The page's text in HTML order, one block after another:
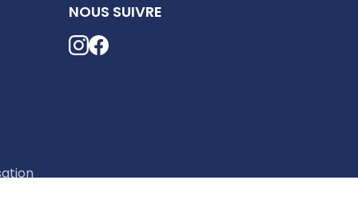
NOUS SUIVRE